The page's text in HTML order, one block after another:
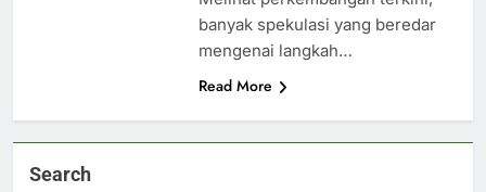
banyak spekulasi yang beredar
mengenai langkah…
Read More
Search